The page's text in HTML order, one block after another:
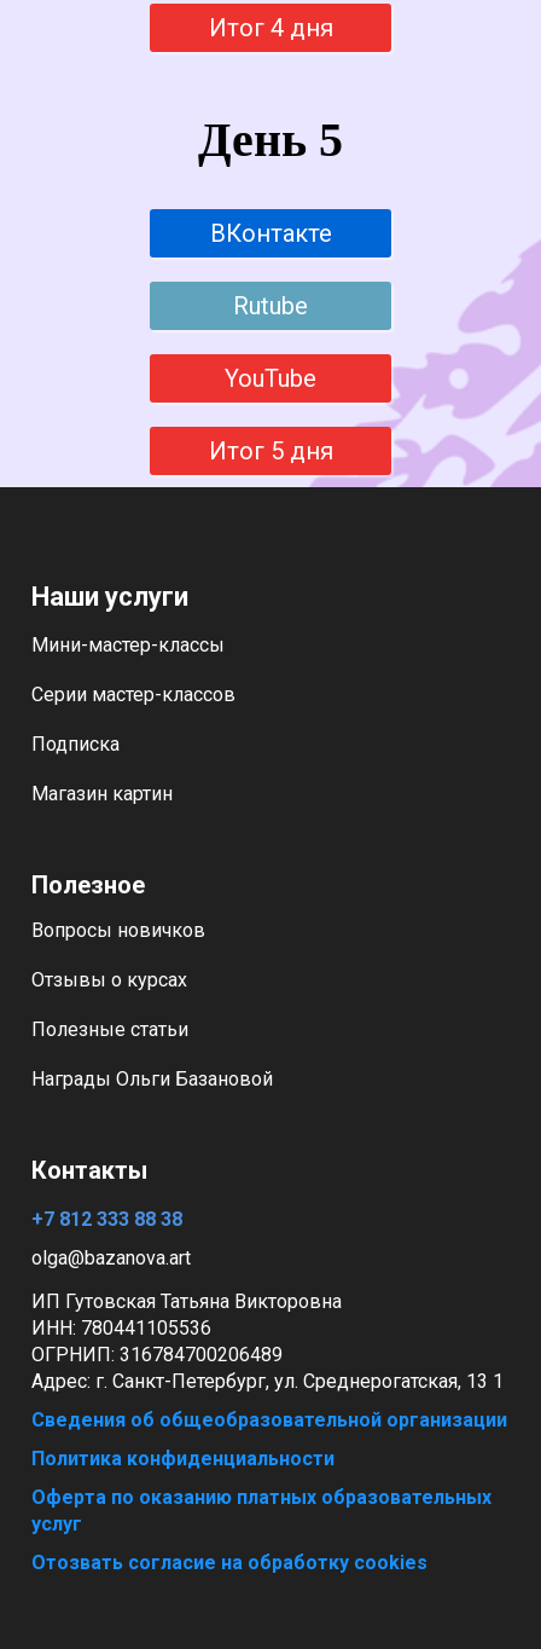
Итог 4 дня
День 5
ВКонтакте
Rutube
YouTube
Итог 5 дня
Наши услуги
Мини-мастер-классы
Серии мастер-классов
Подписка
Магазин картин
Полезное
Вопросы новичков
Отзывы о курсах
Полезные статьи
Награды Ольги Базановой
Контакты
+7 812 333 88 38
olga@bazanova.art
ИП Гутовская Татьяна Викторовна
ИНН: 780441105536
ОГРНИП: 316784700206489
Адрес: г. Санкт-Петербург, ул. Среднерогатская, 13 1
Сведения об общеобразовательной организации
Политика конфиденциальности
Оферта по оказанию платных образовательных
услуг
Отозвать согласие на обработку cookies